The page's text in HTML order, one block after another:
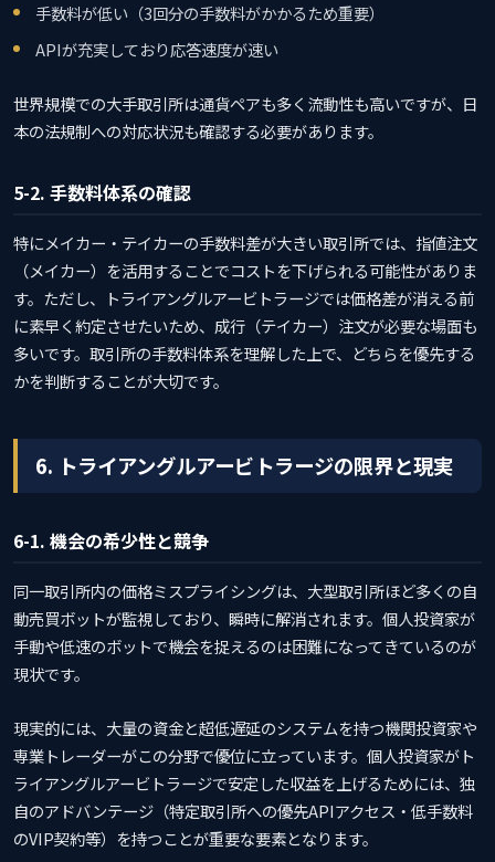
手数料が低い（3回分の手数料がかかるため重要）
APIが充実しており応答速度が速い
世界規模での大手取引所は通貨ペアも多く流動性も高いですが、日
本の法規制への対応状況も確認する必要があります。
5-2. 手数料体系の確認
特にメイカー・テイカーの手数料差が大きい取引所では、指値注文
（メイカー）を活用することでコストを下げられる可能性がありま
す。ただし、トライアングルアービトラージでは価格差が消える前
に素早く約定させたいため、成行（テイカー）注文が必要な場面も
多いです。取引所の手数料体系を理解した上で、どちらを優先する
かを判断することが大切です。
6. トライアングルアービトラージの限界と現実
6-1. 機会の希少性と競争
同一取引所内の価格ミスプライシングは、大型取引所ほど多くの自
動売買ボットが監視しており、瞬時に解消されます。個人投資家が
手動や低速のボットで機会を捉えるのは困難になってきているのが
現状です。
現実的には、大量の資金と超低遅延のシステムを持つ機関投資家や
専業トレーダーがこの分野で優位に立っています。個人投資家がト
ライアングルアービトラージで安定した収益を上げるためには、独
自のアドバンテージ（特定取引所への優先APIアクセス・低手数料
のVIP契約等）を持つことが重要な要素となります。